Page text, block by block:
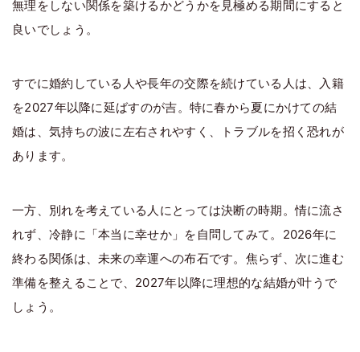
無理をしない関係を築けるかどうかを見極める期間にすると
良いでしょう。
すでに婚約している人や長年の交際を続けている人は、入籍
を2027年以降に延ばすのが吉。特に春から夏にかけての結
婚は、気持ちの波に左右されやすく、トラブルを招く恐れが
あります。
一方、別れを考えている人にとっては決断の時期。情に流さ
れず、冷静に「本当に幸せか」を自問してみて。2026年に
終わる関係は、未来の幸運への布石です。焦らず、次に進む
準備を整えることで、2027年以降に理想的な結婚が叶うで
しょう。